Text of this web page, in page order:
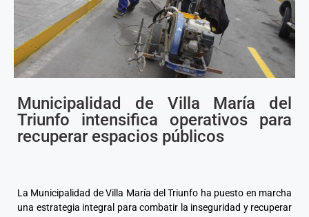
Municipalidad de Villa María del
Triunfo intensifica operativos para
recuperar espacios públicos
La Municipalidad de Villa María del Triunfo ha puesto en marcha
una estrategia integral para combatir la inseguridad y recuperar